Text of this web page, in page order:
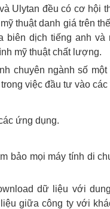
Ulytan đều có cơ hội
thuật danh giá trên
biên dịch tiếng anh
mỹ thuật chất lượng.
chuyên ngành số
việc đầu tư vào
ứng dụng.
bảo mọi máy tính di
dữ liệu với
giữa công ty với